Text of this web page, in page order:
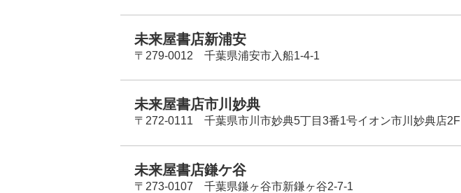
未来屋書店新浦安
〒279-0012 千葉県浦安市入船1-4-1
未来屋書店市川妙典
〒272-0111 千葉県市川市妙典5丁目3番1号イオン市川妙典店2F
未来屋書店鎌ケ谷
〒273-0107 千葉県鎌ヶ谷市新鎌ヶ谷2-7-1